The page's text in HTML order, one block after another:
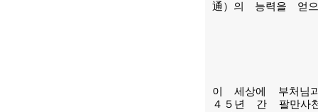
通）의 능력을 얻
이 세상에 부처님
４５년 간 팔만사